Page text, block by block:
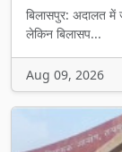
बिलासपुर: अदालत
लेकिन बिलासप...
Aug 09, 2026